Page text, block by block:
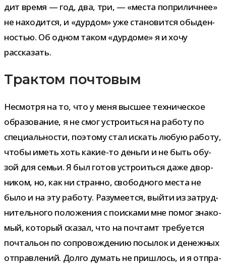
дит время — год, два, три, — «места попри­лич­нее»
не нахо­дится, и «дур­дом» уже ста­но­вится обы­ден­
но­стью. Об одном таком «дур­доме» я и хочу
рассказать.
Трактом почтовым
Несмотря на то, что у меня выс­шее тех­ни­че­ское
обра­зо­ва­ние, я не смог устро­иться на работу по
спе­ци­аль­но­сти, поэтому стал искать любую работу,
чтобы иметь хоть какие-​то деньги и не быть обу­
зой для семьи. Я был готов устро­иться даже двор­
ни­ком, но, как ни странно, сво­бод­ного места не
было и на эту работу. Разумеется, выйти из затруд­
ни­тель­ного поло­же­ния с поис­ками мне помог зна­ко­
мый, кото­рый ска­зал, что на поч­тамт тре­бу­ется
поч­та­льон по сопро­вож­де­нию посы­лок и денеж­ных
отправ­ле­ний. Долго думать не при­шлось, и я отпра­